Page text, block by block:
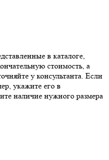
в каталоге,
стоимость, а
у консультанта. Если
укажите его в
наличие нужного размера